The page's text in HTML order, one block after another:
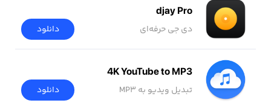
djay Pro
دی جی حرفه‌ای دانلود
4K YouTube to MP3
تبدیل ویدیو به MP3 دانلود